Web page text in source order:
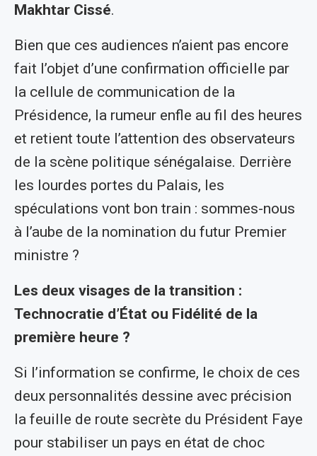
Makhtar Cissé.
Bien que ces audiences n’aient pas encore
fait l’objet d’une confirmation officielle par
la cellule de communication de la
Présidence, la rumeur enfle au fil des heures
et retient toute l’attention des observateurs
de la scène politique sénégalaise. Derrière
les lourdes portes du Palais, les
spéculations vont bon train : sommes-nous
à l’aube de la nomination du futur Premier
ministre ?
Les deux visages de la transition :
Technocratie d’État ou Fidélité de la
première heure ?
Si l’information se confirme, le choix de ces
deux personnalités dessine avec précision
la feuille de route secrète du Président Faye
pour stabiliser un pays en état de choc